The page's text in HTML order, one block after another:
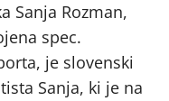
Sanja Rozman,
spec.
je slovenski
Sanja, ki je na